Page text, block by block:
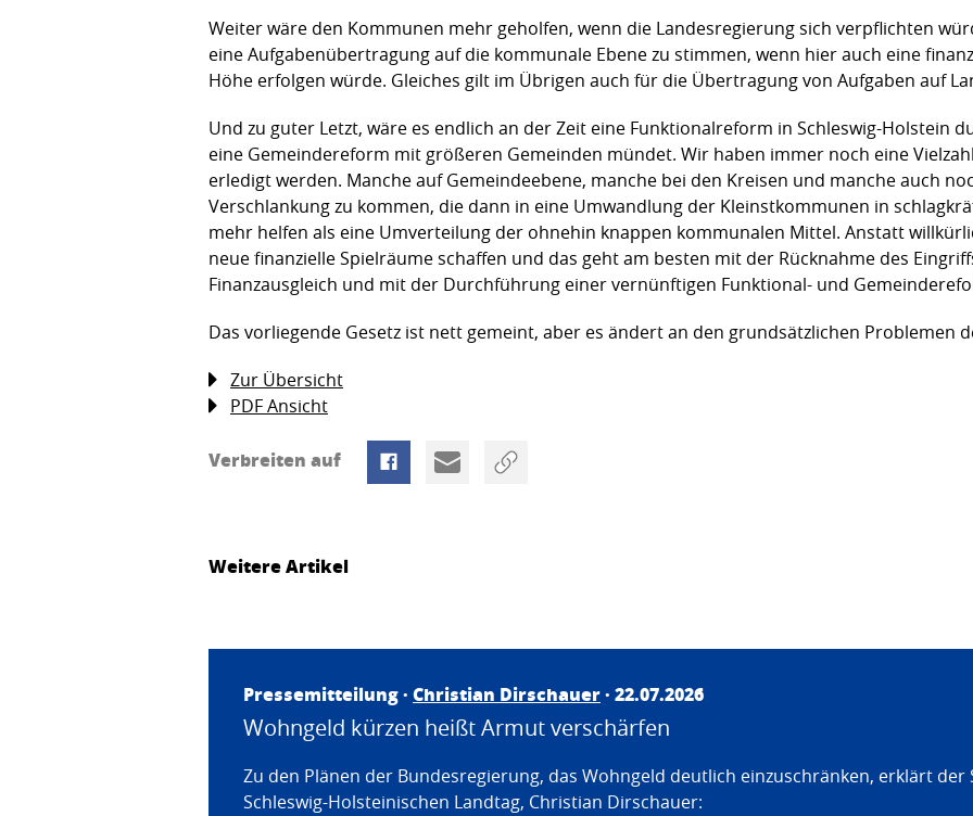
Weiter wäre den Kommunen mehr geholfen, wenn die Landesregierung sich verpflichten
eine Aufgabenübertragung auf die kommunale Ebene zu stimmen, wenn hier auch eine
Höhe erfolgen würde. Gleiches gilt im Übrigen auch für die Übertragung von Aufgaben auf
Und zu guter Letzt, wäre es endlich an der Zeit eine Funktionalreform in Schleswig-Holstein
eine Gemeindereform mit größeren Gemeinden mündet. Wir haben immer noch eine
erledigt werden. Manche auf Gemeindeebene, manche bei den Kreisen und manche auch
Verschlankung zu kommen, die dann in eine Umwandlung der Kleinstkommunen in
mehr helfen als eine Umverteilung der ohnehin knappen kommunalen Mittel. Anstatt
neue finanzielle Spielräume schaffen und das geht am besten mit der Rücknahme des
Finanzausgleich und mit der Durchführung einer vernünftigen Funktional- und
Das vorliegende Gesetz ist nett gemeint, aber es ändert an den grundsätzlichen Problemen
Zur Übersicht
PDF Ansicht
Verbreiten auf
Weitere Artikel
Pressemitteilung · Christian Dirschauer· 22.07.2026
Wohngeld kürzen heißt Armut verschärfen
Zu den Plänen der Bundesregierung, das Wohngeld deutlich einzuschränken, erklärt der
Schleswig-Holsteinischen Landtag, Christian Dirschauer: